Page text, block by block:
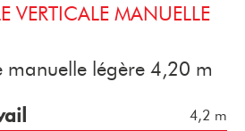
VERTICALE MANUELLE
manuelle légère 4,20 m
4,2 m